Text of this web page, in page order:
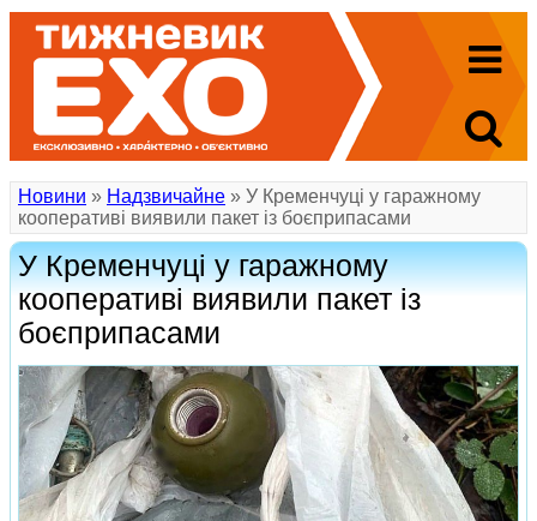
Новини » Надзвичайне » У Кременчуці у гаражному
кооперативі виявили пакет із боєприпасами
У Кременчуці у гаражному
кооперативі виявили пакет із
боєприпасами